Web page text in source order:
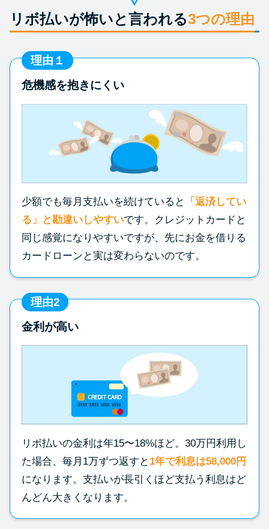
リボ払いが怖いと言われる3つの理由
理由１
危機感を抱きにくい
少額でも毎月支払いを続けていると
「返済してい
る」と勘違いしやすいです。クレジットカードと
同じ感覚になりやすいですが、先にお金を借りる
カードローンと実は変わらないのです。
理由2
金利が高い
リボ払いの金利は年15〜18%ほど。30万円利用し
た場合、毎月1万ずつ返すと 1年で利息は58,000円
になります。支払いが長引くほど支払う利息はど
んどん大きくなります。